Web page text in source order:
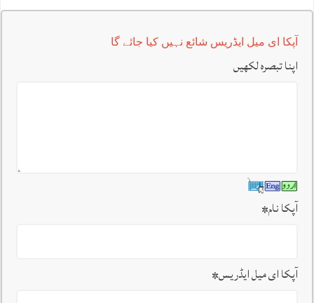
آپکا ای میل ایڈریس شائع نہیں کیا جائے گا
اپنا تبصرہ لکھیں
آپکا نام*
آپکا ای میل ایڈریس*